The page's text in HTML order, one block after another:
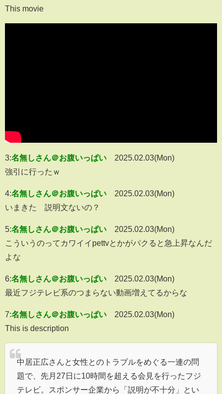
This movie
3:名無しさん＠お腹いっぱい
2025.02.03(Mon)
強引に行ったｗ
4:名無しさん＠お腹いっぱい
2025.02.03(Mon)
いまきた 説明文ないの？
5:名無しさん＠お腹いっぱい
2025.02.03(Mon)
こういうのってカワイイpettvとかがパクると急上昇なんだ
よな
6:名無しさん＠お腹いっぱい
2025.02.03(Mon)
最近フジテレビ系のつまらない動画増えてるからな
7:名無しさん＠お腹いっぱい
2025.02.03(Mon)
This is description
中居正広さんと女性とのトラブルをめぐる一連の問
題で、先月27日に10時間を超える会見を行ったフジ
テレビ。スポンサー企業から「説明が不十分」とい